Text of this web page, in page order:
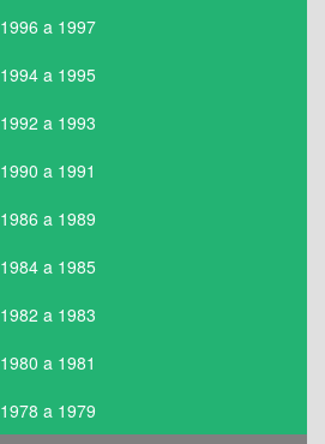
1996 a 1997
1994 a 1995
1992 a 1993
1990 a 1991
1986 a 1989
1984 a 1985
1982 a 1983
1980 a 1981
1978 a 1979